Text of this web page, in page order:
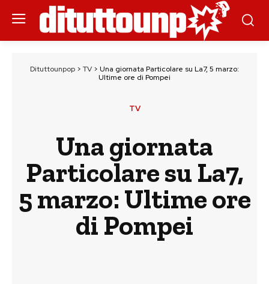
Dituttounpop > TV > Una giornata Particolare su La7, 5 marzo:
Ultime ore di Pompei
TV
Una giornata
Particolare su La7,
5 marzo: Ultime ore
di Pompei